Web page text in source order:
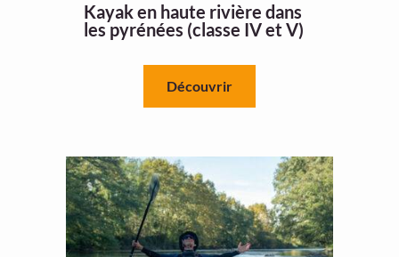
Kayak en haute rivière dans
les pyrénées (classe IV et V)
Découvrir